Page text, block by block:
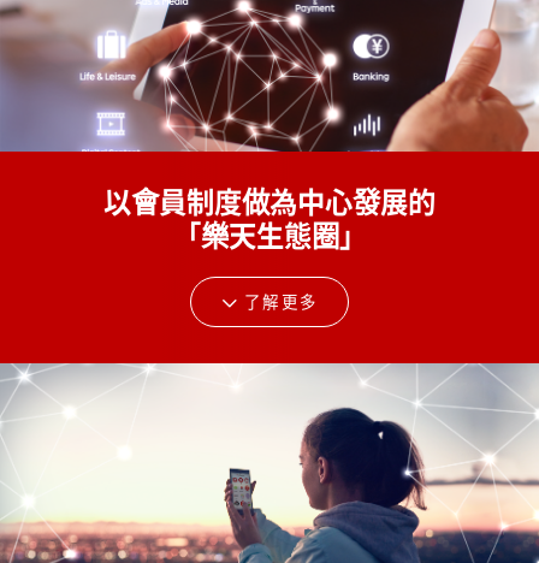
以會員制度做為中心發展的
「樂天生態圈」
了解更多